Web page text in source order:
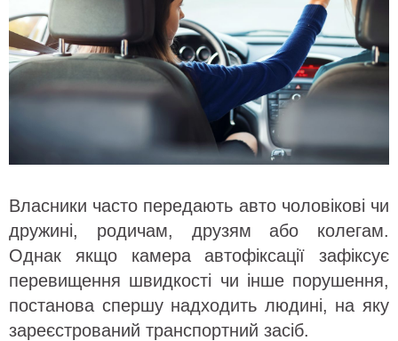
Власники часто передають авто чоловікові чи
дружині, родичам, друзям або колегам.
Однак якщо камера автофіксації зафіксує
перевищення швидкості чи інше порушення,
постанова спершу надходить людині, на яку
зареєстрований транспортний засіб.